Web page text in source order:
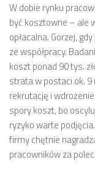
W dobie rynku
być kosztowne – ale
opłacalna. Gorzej,
ze współpracy.
koszt ponad 90 tys.
strata w postaci ok.
rekrutację i
spory koszt, bo
ryzyko warte
firmy chętnie
pracowników za